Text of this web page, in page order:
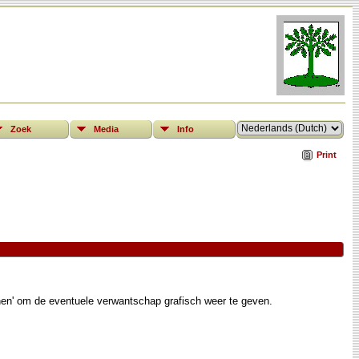
Zoek Media Info
Print
om de eventuele verwantschap grafisch weer te geven.